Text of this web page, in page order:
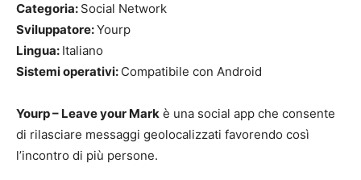
Categoria: Social Network
Sviluppatore:Yourp
Lingua: Italiano
Sistemi operativi: Compatibile con Android
Yourp – Leave your Mark è una social app che consente
di rilasciare messaggi geolocalizzati favorendo così
l’incontro di più persone.